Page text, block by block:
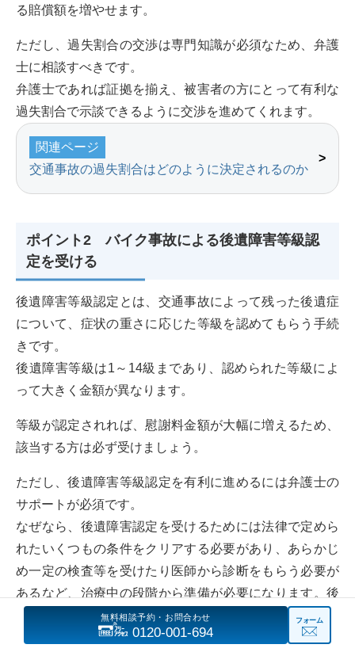
る賠償額を増やせます。
ただし、過失割合の交渉は専門知識が必須なため、弁護
士に相談すべきです。
弁護士であれば証拠を揃え、被害者の方にとって有利な
過失割合で示談できるように交渉を進めてくれます。
関連ページ
交通事故の過失割合はどのように決定されるのか
ポイント2 バイク事故による後遺障害等級認
定を受ける
後遺障害等級認定とは、交通事故によって残った後遺症
について、症状の重さに応じた等級を認めてもらう手続
きです。
後遺障害等級は1～14級まであり、認められた等級によ
って大きく金額が異なります。
等級が認定されれば、慰謝料金額が大幅に増えるため、
該当する方は必ず受けましょう。
ただし、後遺障害等級認定を有利に進めるには弁護士の
サポートが必須です。
なぜなら、後遺障害認定を受けるためには法律で定めら
れたいくつもの条件をクリアする必要があり、あらかじ
め一定の検査等を受けたり医師から診断をもらう必要が
あるなど、治療中の段階から準備が必要になります。後
遺障害等級の仕組みと医学的な知識に乏しいままで相手
保険会社の言われるままに手続きを進めてしまうと、本
無料相談予約・お問合わせ
0120-001-694
フォーム